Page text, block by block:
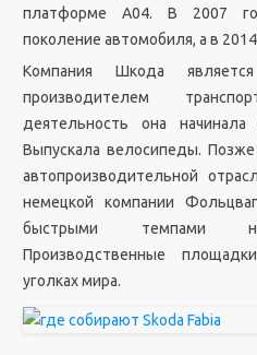
платформе А04. В 2007
поколение автомобиля, а в
Компания Шкода
производителем
деятельность она
Выпускала велосипеды.
автопроизводительной
немецкой компании
быстрыми темпами
Производственные
уголках мира.